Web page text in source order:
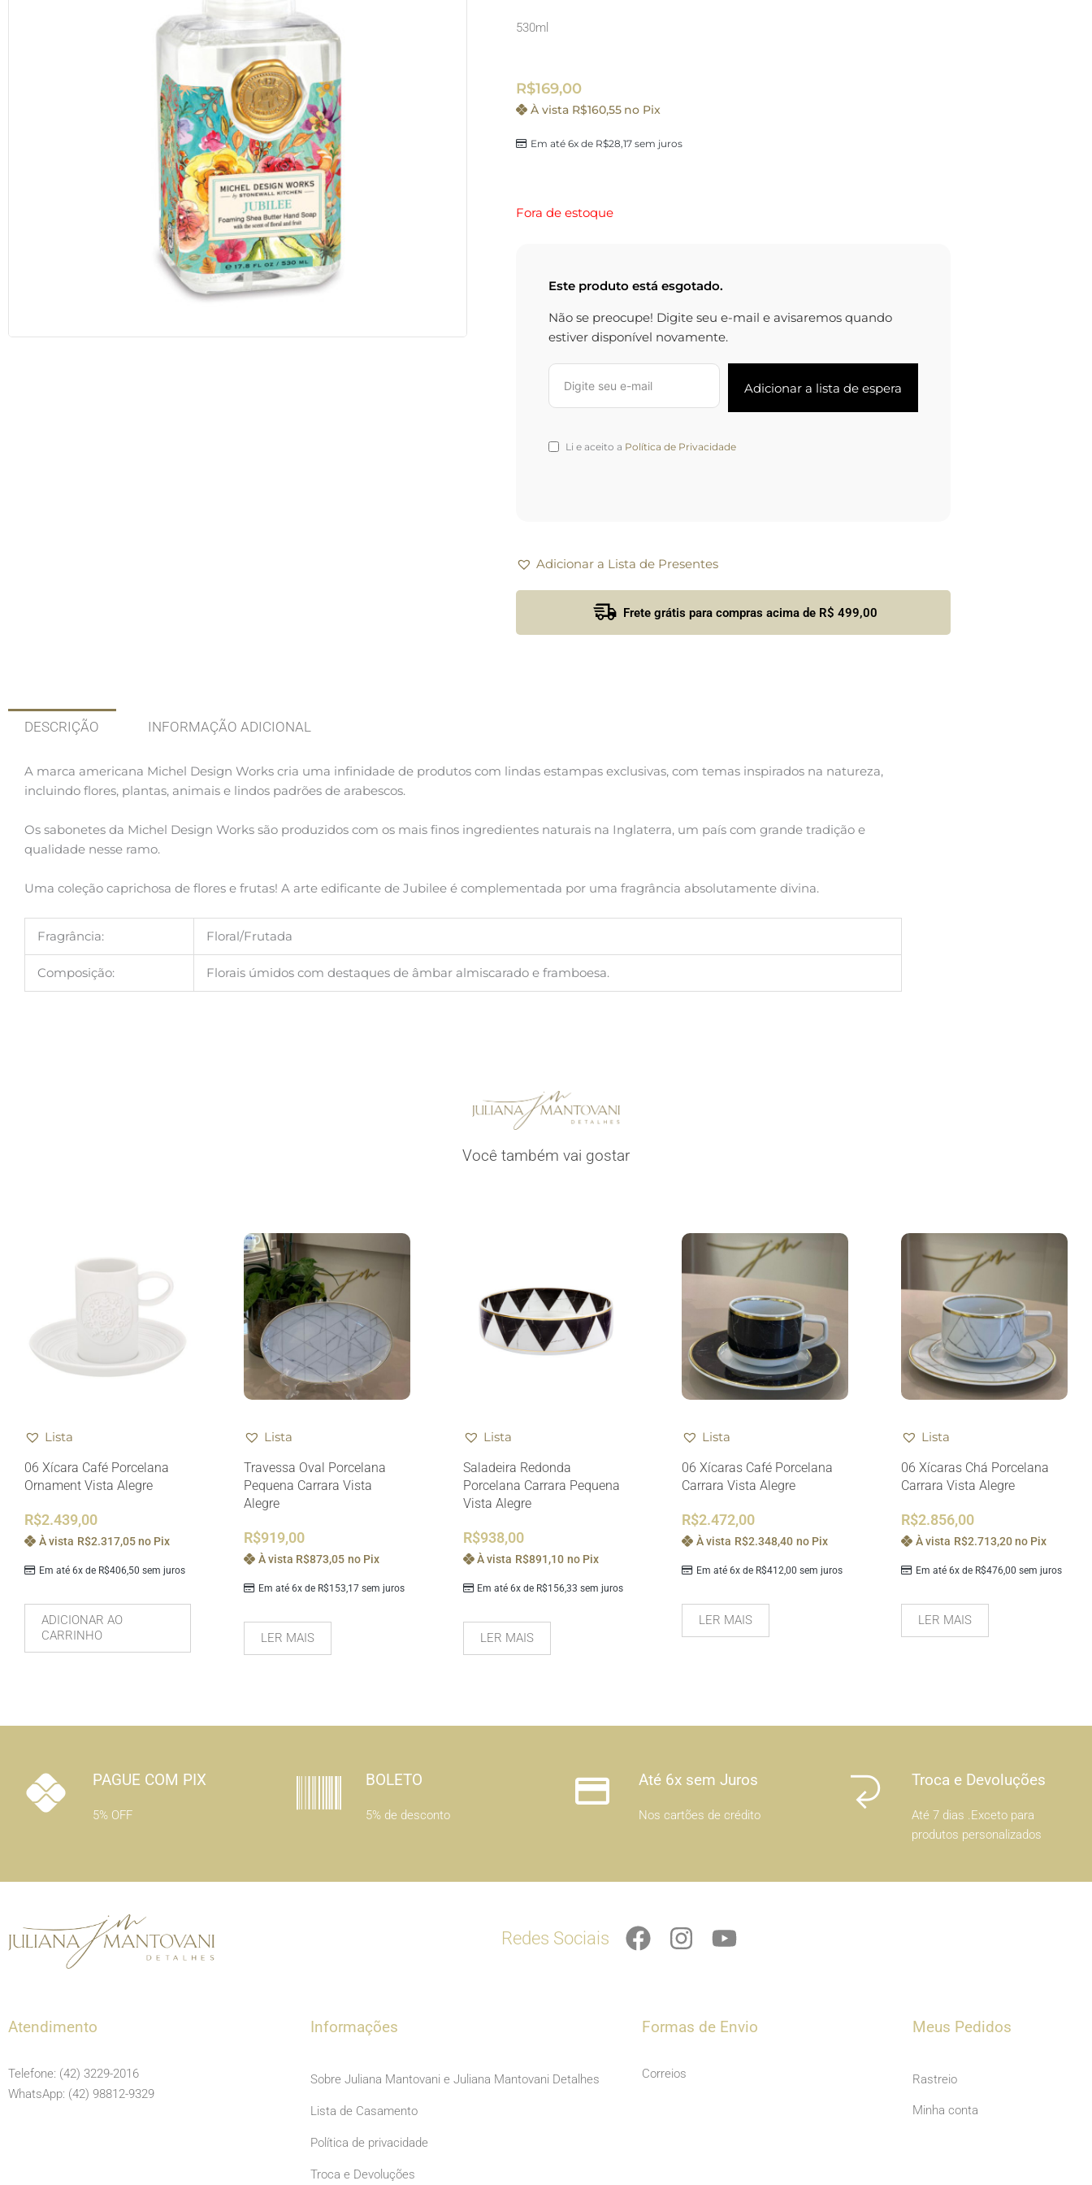
530ml
R$169,00
Em até 6x de R$28,17sem juros
À vista R$160,55 no Pix
Fora de estoque
Este produto está esgotado.
Não se preocupe! Digite seu e-mail e avisaremos quando
estiver disponível novamente.
Li e aceito a Política de Privacidade
Adicionar a Lista de Presentes
Frete grátis para compras acima de R$ 499,00
DESCRIÇÃO INFORMAÇÃO ADICIONAL
A marca americana Michel Design Works cria uma infinidade de produtos com lindas estampas exclusivas, com temas inspirados na natureza,
incluindo flores, plantas, animais e lindos padrões de arabescos.
Os sabonetes da Michel Design Works são produzidos com os mais finos ingredientes naturais na Inglaterra, um país com grande tradição e
qualidade nesse ramo.
Uma coleção caprichosa de flores e frutas! A arte edificante de Jubilee é complementada por uma fragrância absolutamente divina.
Fragrância: Floral/Frutada
Composição: Florais úmidos com destaques de âmbar almiscarado e framboesa.
Você também vai gostar
Lista
06 Xícara Café Porcelana
Ornament Vista Alegre
R$2.439,00
Em até 6x de R$406,50 sem juros
À vista R$2.317,05 no Pix
ADICIONAR AO
CARRINHO
Lista
Travessa Oval Porcelana
Pequena Carrara Vista
Alegre
R$919,00
Em até 6x de R$153,17sem juros
À vista R$873,05 no Pix
LER MAIS
Lista
Saladeira Redonda
Porcelana Carrara Pequena
Vista Alegre
R$938,00
Em até 6x de R$156,33 sem juros
À vista R$891,10 no Pix
LER MAIS
Lista
06 Xícaras Café Porcelana
Carrara Vista Alegre
R$2.472,00
Em até 6x de R$412,00 sem juros
À vista R$2.348,40 no Pix
LER MAIS
Lista
06 Xícaras Chá Porcelana
Carrara Vista Alegre
R$2.856,00
Em até 6x de R$476,00 sem juros
À vista R$2.713,20 no Pix
LER MAIS
PAGUE COM PIX
5% OFF
BOLETO
5% de desconto
Até 6x sem Juros
Nos cartões de crédito
Troca e Devoluções
Até 7 dias .Exceto para
produtos personalizados
Redes Sociais
F
a
b
o
I
n
a
r
Y
o
u
Atendimento
Telefone: (42) 3229-2016
WhatsApp: (42) 98812-9329
Informações
Sobre Juliana Mantovani e Juliana Mantovani Detalhes
Lista de Casamento
Política de privacidade
Troca e Devoluções
Formas de Envio
Correios
Meus Pedidos
Rastreio
Minha conta